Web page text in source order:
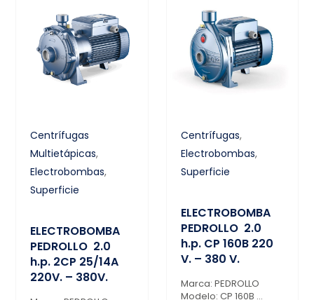
Centrífugas
Multietápicas,
Electrobombas,
Superficie
ELECTROBOMBA
PEDROLLO 2.0
h.p. 2CP 25/14A
220V. – 380V.
Centrífugas,
Electrobombas,
Superficie
ELECTROBOMBA
PEDROLLO 2.0
h.p. CP 160B 220
V. – 380 V.
Marca: PEDROLLO
Modelo: CP 160B ...